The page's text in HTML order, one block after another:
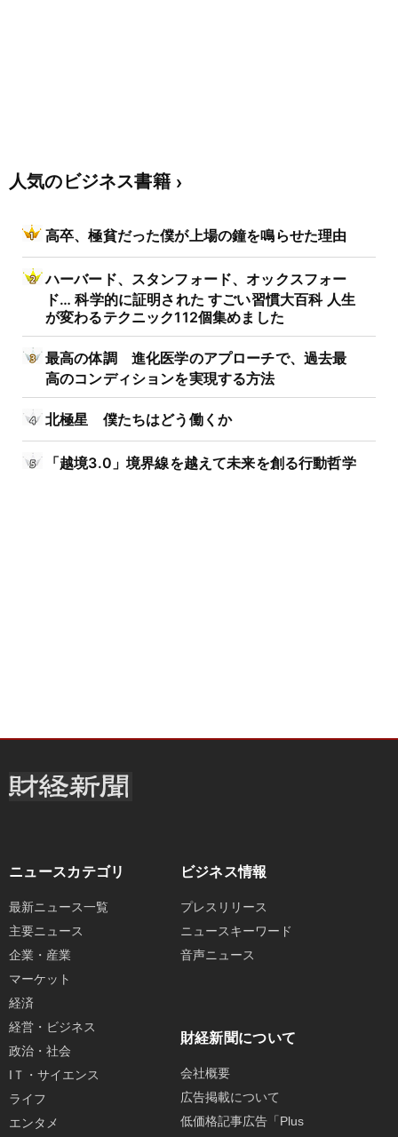
人気のビジネス書籍
高卒、極貧だった僕が上場の鐘を鳴らせた理由
ハーバード、スタンフォード、オックスフォー
ド… 科学的に証明された すごい習慣大百科 人生
が変わるテクニック112個集めました
最高の体調 進化医学のアプローチで、過去最
高のコンディションを実現する方法
北極星 僕たちはどう働くか
「越境3.0」境界線を越えて未来を創る行動哲学
ニュースカテゴリ
最新ニュース一覧
主要ニュース
企業・産業
マーケット
経済
経営・ビジネス
政治・社会
IＴ・サイエンス
ライフ
エンタメ
ビジネス情報
プレスリリース
ニュースキーワード
音声ニュース
財経新聞について
会社概要
広告掲載について
低価格記事広告「Plus